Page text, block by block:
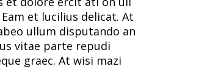
et lucilius delicat. At
ullum disputando an
vitae parte repudi
graec. At wisi mazi